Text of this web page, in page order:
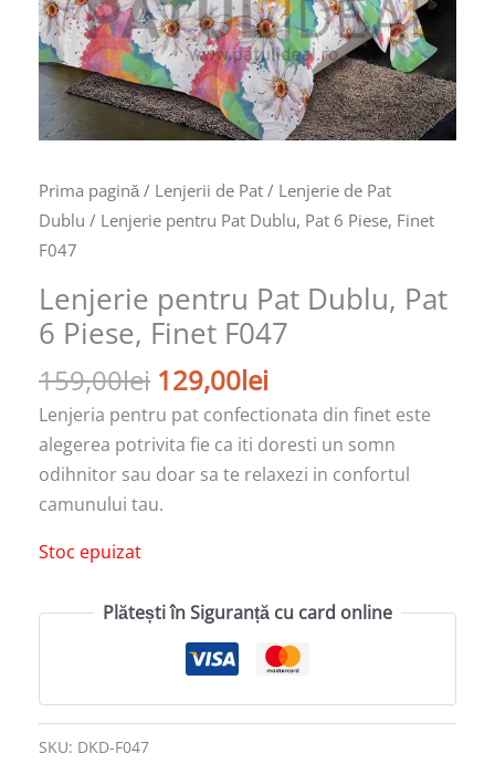
Prima pagină/ Lenjerii de Pat / Lenjerie de Pat
Dublu / Lenjerie pentru Pat Dublu, Pat 6 Piese, Finet
F047
Lenjerie pentru Pat Dublu, Pat
6 Piese, Finet F047
159,00lei 129,00lei
Lenjeria pentru pat confectionata din finet este
alegerea potrivita fie ca iti doresti un somn
odihnitor sau doar sa te relaxezi in confortul
camunului tau.
Stoc epuizat
Plătești în Siguranță cu card online
SKU: DKD-F047